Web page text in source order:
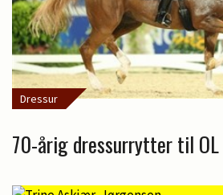
Dressur
70-årig dressurrytter til